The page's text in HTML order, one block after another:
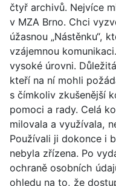
čtyř archivů. Nejvíce
v MZA Brno. Chci
úžasnou „Nástěnku“,
vzájemnou
vysoké úrovni.
kteří na ní mohli
s čímkoliv zkušenější
pomoci a rady. Celá
milovala a využívala,
Používali ji dokonce i
nebyla zřízena. Po
ochraně osobních
ohledu na to, že